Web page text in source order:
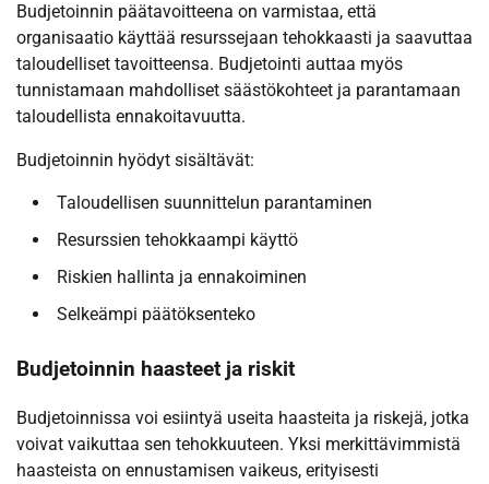
Budjetoinnin päätavoitteena on varmistaa, että
organisaatio käyttää resurssejaan tehokkaasti ja saavuttaa
taloudelliset tavoitteensa. Budjetointi auttaa myös
tunnistamaan mahdolliset säästökohteet ja parantamaan
taloudellista ennakoitavuutta.
Budjetoinnin hyödyt sisältävät:
Taloudellisen suunnittelun parantaminen
Resurssien tehokkaampi käyttö
Riskien hallinta ja ennakoiminen
Selkeämpi päätöksenteko
Budjetoinnin haasteet ja riskit
Budjetoinnissa voi esiintyä useita haasteita ja riskejä, jotka
voivat vaikuttaa sen tehokkuuteen. Yksi merkittävimmistä
haasteista on ennustamisen vaikeus, erityisesti